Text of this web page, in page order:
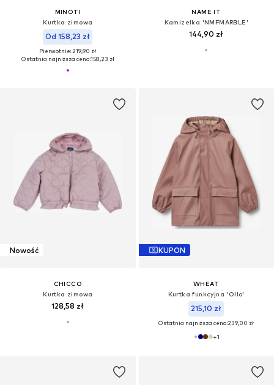
MINOTI
Kurtka zimowa
Od 158,23 zł
Pierwotnie: 219,90 zł
Ostatnia najniższa cena:158,23 zł
NAME IT
Kamizelka 'NMFMARBLE'
144,90 zł
Nowość
CHICCO
Kurtka zimowa
128,58 zł
KUPON
WHEAT
Kurtka funkcyjna 'Ollo'
215,10 zł
Ostatnia najniższa cena:239,00 zł
+1